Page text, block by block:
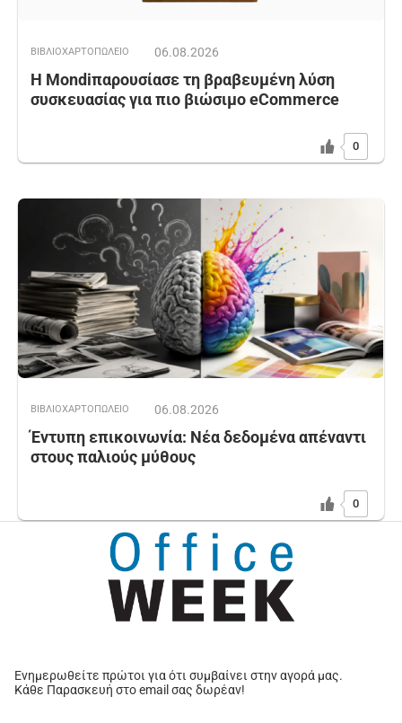
ΒΙΒΛΙΟΧΑΡΤΟΠΩΛΕΙΟ 06.08.2026
Η Mondiπαρουσίασε τη βραβευμένη λύση
συσκευασίας για πιο βιώσιμο eCommerce
0
ΒΙΒΛΙΟΧΑΡΤΟΠΩΛΕΙΟ 06.08.2026
Έντυπη επικοινωνία: Νέα δεδομένα απέναντι
στους παλιούς μύθους
0
Ενημερωθείτε πρώτοι για ότι συμβαίνει στην αγορά μας.
Κάθε Παρασκευή στο email σας δωρέαν!